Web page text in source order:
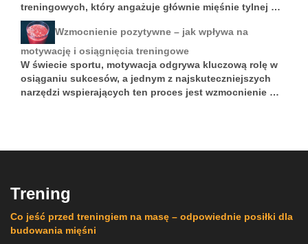
treningowych, który angażuje głównie mięśnie tylnej …
Wzmocnienie pozytywne – jak wpływa na
motywację i osiągnięcia treningowe
W świecie sportu, motywacja odgrywa kluczową rolę w
osiąganiu sukcesów, a jednym z najskuteczniejszych
narzędzi wspierających ten proces jest wzmocnienie …
Trening
Co jeść przed treningiem na masę – odpowiednie posiłki dla
budowania mięśni